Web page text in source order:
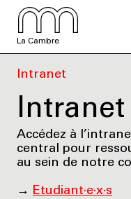
La Cambre
Intranet
Intranet
Accédez à
central pour
au sein de notre
→ Etudiant·e·x·s